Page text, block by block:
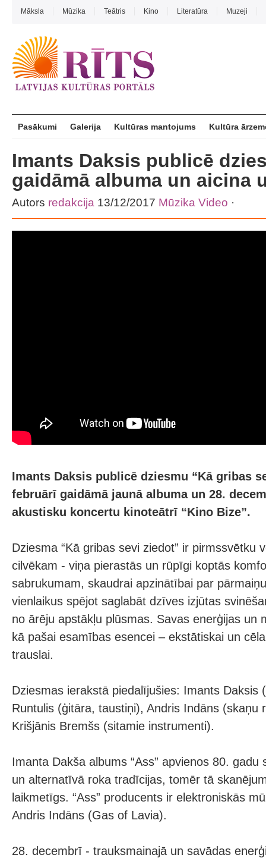
Māksla Mūzika Teātris Kino Literatūra Muzeji
Pasākumi Galerija Kultūras mantojums Kultūra
Imants Daksis publicē
gaidāmā albuma un aicina
Autors redakcija 13/12/2017 Mūzika Video ·
Imants Daksis publicē dziesmu “Kā gribas
februārī gaidāmā jaunā albuma un 28.
akustisku koncertu kinoteātrī “Kino Bize”.
Dziesma “Kā gribas sevi ziedot” ir pirmssvētku
cilvēkam - viņa pierastās un rūpīgi koptās
sabrukumam, skaudrai apzinātībai par
vienlaikus spējot saglabāt dzīves izjūtas
no ārēju apstākļu plūsmas. Savas enerģijas un
kā pašai esamības esencei – ekstātiskai un
trauslai.
Dziesmas ierakstā piedalījušies: Imants Daksis
Runtulis (ģitāra, taustiņi), Andris Indāns (skaņu
Krišjānis Bremšs (sitamie instrumenti).
Imanta Dakša albums “Ass” apvienos 80. gadu
un alternatīvā roka tradīcijas, tomēr tā
laikmetīgs. “Ass” producents ir elektroniskās
Andris Indāns (Gas of Lavia).
28. decembrī - trauksmainajā un savādas